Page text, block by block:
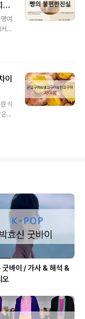
,
여
리
영
다
게
들
버
이
식
방
고
굿바이 / 가사 & 해석 &
오